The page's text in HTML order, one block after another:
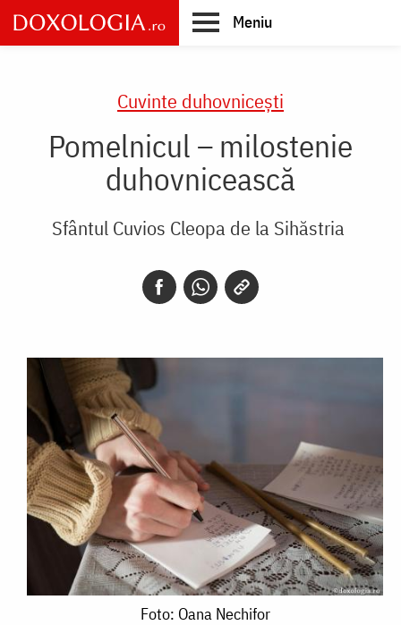
Skip
to
main
Meniu
Cuvinte duhovnicești
Pomelnicul – milostenie
duhovnicească
Sfântul Cuvios Cleopa de la Sihăstria
Foto: Oana Nechifor